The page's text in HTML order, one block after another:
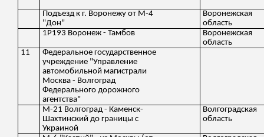
Подъезд к г. Воронежу от М-4
"Дон"
Воронежская
область
1Р193 Воронеж - Тамбов
Воронежская
область
11
Федеральное государственное
учреждение "Управление
автомобильной магистрали
Москва - Волгоград
Федерального дорожного
агентства"
М-21 Волгоград - Каменск-
Шахтинский до границы с
Украиной
Волгоградская
область